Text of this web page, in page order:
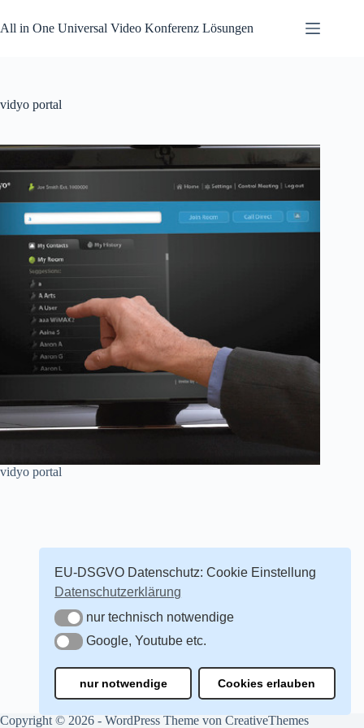
Inhalt
springen
All in One Universal Video Konferenz Lösungen
vidyo portal
vidyo portal
Copyright © 2026 - WordPress Theme von CreativeThemes
EU-DSGVO Datenschutz: Cookie Einstellung
Datenschutzerklärung
nur technisch notwendige
nur technisch notwendige
Google, Youtube etc.
Google, Youtube etc.
nur notwendige Cookies erlauben